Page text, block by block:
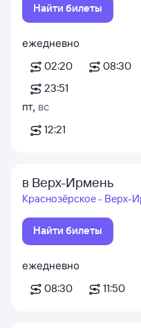
Найти билеты
ежедневно
02:20
08:30
23:51
пт, вс
12:21
в Верх-Ирмень
Краснозёрское - Верх-
Найти билеты
ежедневно
08:30
11:50